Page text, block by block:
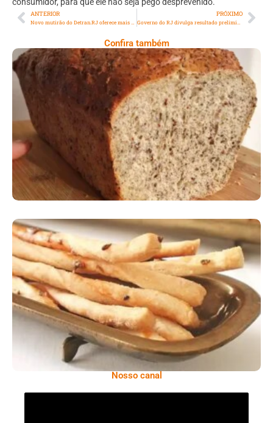
ANTERIOR PRÓXIMO
Confira também
Comer Bem: Pão Low Carb
Comer Bem: Palitinhos De Cebola E Salsa
Nosso canal